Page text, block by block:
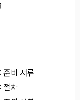
준비 서류
절차